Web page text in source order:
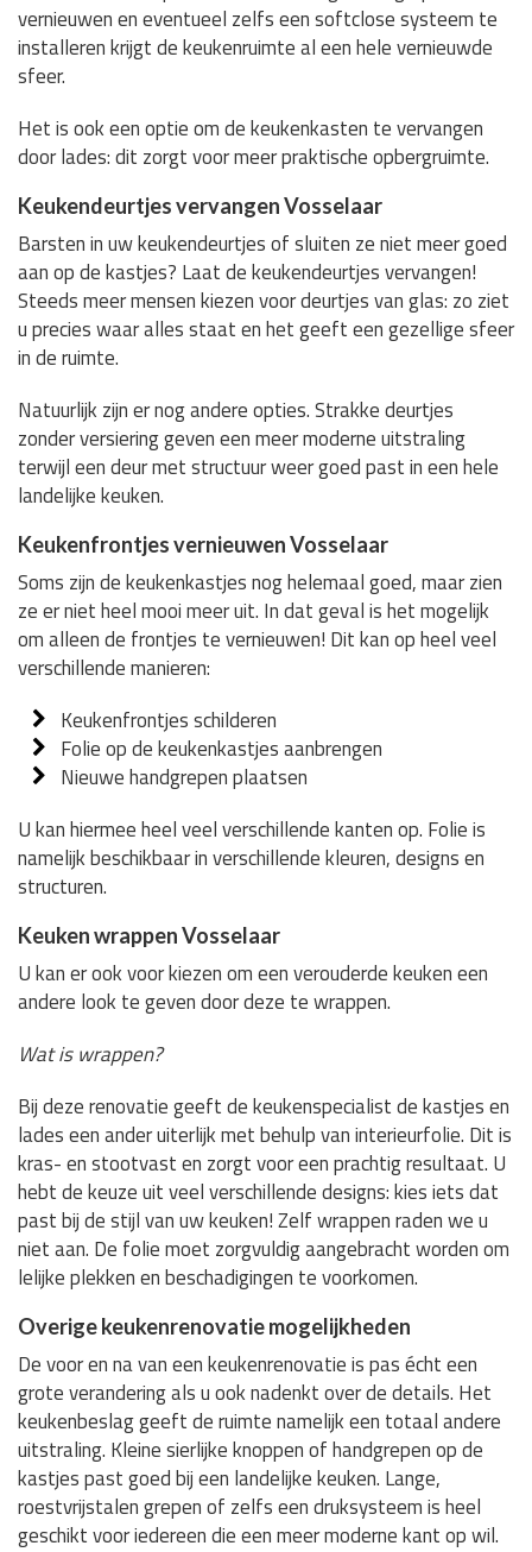
vernieuwen en eventueel zelfs een softclose systeem te
installeren krijgt de keukenruimte al een hele vernieuwde
sfeer.
Het is ook een optie om de keukenkasten te vervangen
door lades: dit zorgt voor meer praktische opbergruimte.
Keukendeurtjes vervangen Vosselaar
Barsten in uw keukendeurtjes of sluiten ze niet meer goed
aan op de kastjes? Laat de keukendeurtjes vervangen!
Steeds meer mensen kiezen voor deurtjes van glas: zo ziet
u precies waar alles staat en het geeft een gezellige sfeer
in de ruimte.
Natuurlijk zijn er nog andere opties. Strakke deurtjes
zonder versiering geven een meer moderne uitstraling
terwijl een deur met structuur weer goed past in een hele
landelijke keuken.
Keukenfrontjes vernieuwen Vosselaar
Soms zijn de keukenkastjes nog helemaal goed, maar zien
ze er niet heel mooi meer uit. In dat geval is het mogelijk
om alleen de frontjes te vernieuwen! Dit kan op heel veel
verschillende manieren:
Keukenfrontjes schilderen
Folie op de keukenkastjes aanbrengen
Nieuwe handgrepen plaatsen
U kan hiermee heel veel verschillende kanten op. Folie is
namelijk beschikbaar in verschillende kleuren, designs en
structuren.
Keuken wrappen Vosselaar
U kan er ook voor kiezen om een verouderde keuken een
andere look te geven door deze te wrappen.
Wat is wrappen?
Bij deze renovatie geeft de keukenspecialist de kastjes en
lades een ander uiterlijk met behulp van interieurfolie. Dit is
kras- en stootvast en zorgt voor een prachtig resultaat. U
hebt de keuze uit veel verschillende designs: kies iets dat
past bij de stijl van uw keuken! Zelf wrappen raden we u
niet aan. De folie moet zorgvuldig aangebracht worden om
lelijke plekken en beschadigingen te voorkomen.
Overige keukenrenovatie mogelijkheden
De voor en na van een keukenrenovatie is pas écht een
grote verandering als u ook nadenkt over de details. Het
keukenbeslag geeft de ruimte namelijk een totaal andere
uitstraling. Kleine sierlijke knoppen of handgrepen op de
kastjes past goed bij een landelijke keuken. Lange,
roestvrijstalen grepen of zelfs een druksysteem is heel
geschikt voor iedereen die een meer moderne kant op wil.